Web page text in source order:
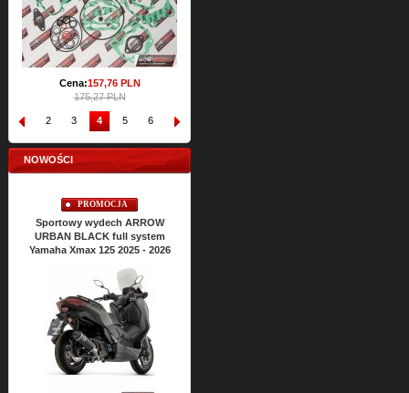
Cena:157,76PLN
175,27 PLN
1 2 3 4 5 6 7
NOWOŚCI
PROMOCJA
Sportowy wydech ARROW
URBAN BLACK full system
Yamaha Xmax 125 2025 - 2026